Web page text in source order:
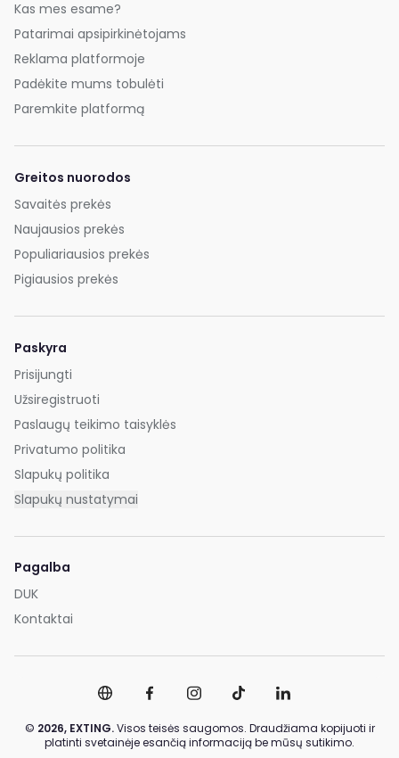
Kas mes esame?
Patarimai apsipirkinėtojams
Reklama platformoje
Padėkite mums tobulėti
Paremkite platformą
Greitos nuorodos
Savaitės prekės
Naujausios prekės
Populiariausios prekės
Pigiausios prekės
Paskyra
Prisijungti
Užsiregistruoti
Paslaugų teikimo taisyklės
Privatumo politika
Slapukų politika
Slapukų nustatymai
Pagalba
DUK
Kontaktai
© 2026, EXTING.Visos teisės saugomos. Draudžiama kopijuoti ir
platinti svetainėje esančią informaciją be mūsų sutikimo.